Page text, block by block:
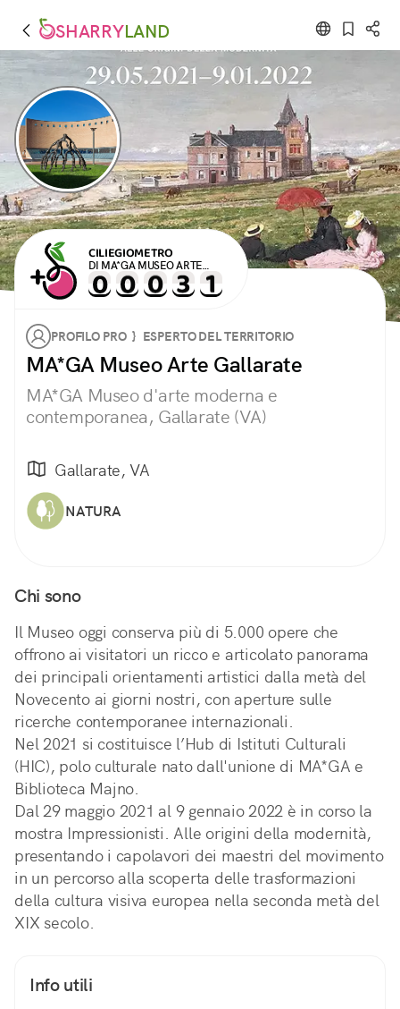
SHARRYLAND
CILIEGIOMETRO
DI MA*GA MUSEO ARTE
GALLARATE
PROFILO PRO } ESPERTO DEL TERRITORIO
MA*GA Museo Arte Gallarate
MA*GA Museo d'arte moderna e
contemporanea, Gallarate (VA)
Gallarate, VA
NATURA
Chi sono
Il Museo oggi conserva più di 5.000 opere che
offrono ai visitatori un ricco e articolato panorama
dei principali orientamenti artistici dalla metà del
Novecento ai giorni nostri, con aperture sulle
ricerche contemporanee internazionali.
Nel 2021 si costituisce l’Hub di Istituti Culturali
(HIC), polo culturale nato dall'unione di MA*GA e
Biblioteca Majno.
Dal 29 maggio 2021 al 9 gennaio 2022 è in corso la
mostra Impressionisti. Alle origini della modernità,
presentando i capolavori dei maestri del movimento
in un percorso alla scoperta delle trasformazioni
della cultura visiva europea nella seconda metà del
XIX secolo.
Info utili